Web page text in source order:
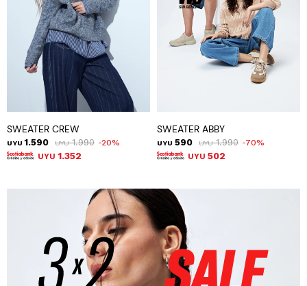
SWEATER CREW
UYU 1.590 UYU 1.990 20
UYU 1.352
SWEATER ABBY
UYU 590 UYU 1.990 70
UYU 502